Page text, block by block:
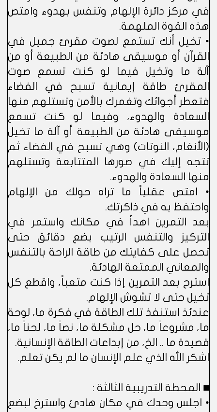
في مركز دائرة الإلهام وتنفس بهدوء وامتص
هذه القوة الملهمة.
• تخيل أنك تستمع لصوت مقرئ جميل في
القرآن أو موسيقى هادئة من الطبيعة أو من
آلة ما وتخيل فيما لو كنت تسمع صوت
المقرئ طاقة إيمانية تسبح في الفضاء
فتعطر أجوائك وتغمرك بالأمن وتستلهم منها
السعادة والهدوء، وفيما لو كنت تسمع
موسيقى هادئة من الطبيعة أو آلة ما تخيل
(الأنغام، النوتات) وهي تسبح في الفضاء ثم
تتجه إليك في صورها المتتابعة وتستلهم
منها السعادة والهدوء.
• امتص عقلياً ما تراه حولك من الإلهام
واحتفظ به في ذاكرتك.
بعد التمرين اهدأ في مكانك واستمر في
التركيز والتنفس الرتيب بضع دقائق حتى
تحصل على كفايتك من طاقة الراحة بالتنفس
والمعاني الممتعة الهادئة.
استرح بعد التمرين إذا كنت متعباً، واقطع كل
تخيل حتى لا تشوش الإلهام.
عندئذ استنفذ تلك الطاقة في فكرة ما، لوحة
ما، مشروعاً ما، حل مشكلة ما، نصاً ما، لحناً ما،
قصيدة ما .. الخ، من إبداعات الطاقة الإنسانية.
اشكر الله الذي علم الإنسان ما لم يكن تعلم.
■ المحطة التدريبية الثالثة :
• اجلس وحدك في مكان هادئ واسترخ لبضع